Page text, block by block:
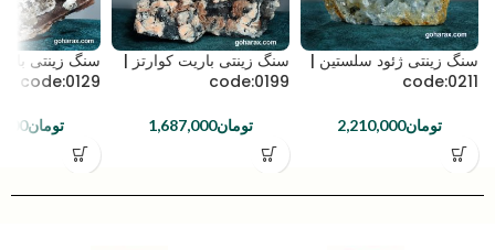
سنگ زینتی ژئود سلستین |
code:0211
تومان2,210,000
سنگ زینتی باریت کوارتز |
code:0199
تومان1,687,000
سنگ زینتی
code:0129
تومان